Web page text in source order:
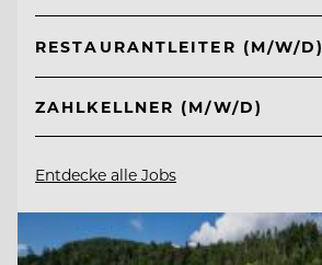
RESTAURANTLEITER (M/W/D)
ZAHLKELLNER (M/W/D)
Entdecke alle Jobs